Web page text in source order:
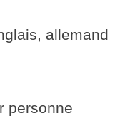
allemand
personne